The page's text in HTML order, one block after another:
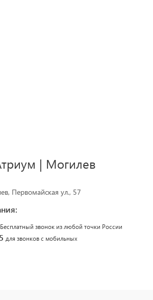
| Могилев
Первомайская ул., 57
Бесплатный звонок из любой точки России
для звонков с мобильных